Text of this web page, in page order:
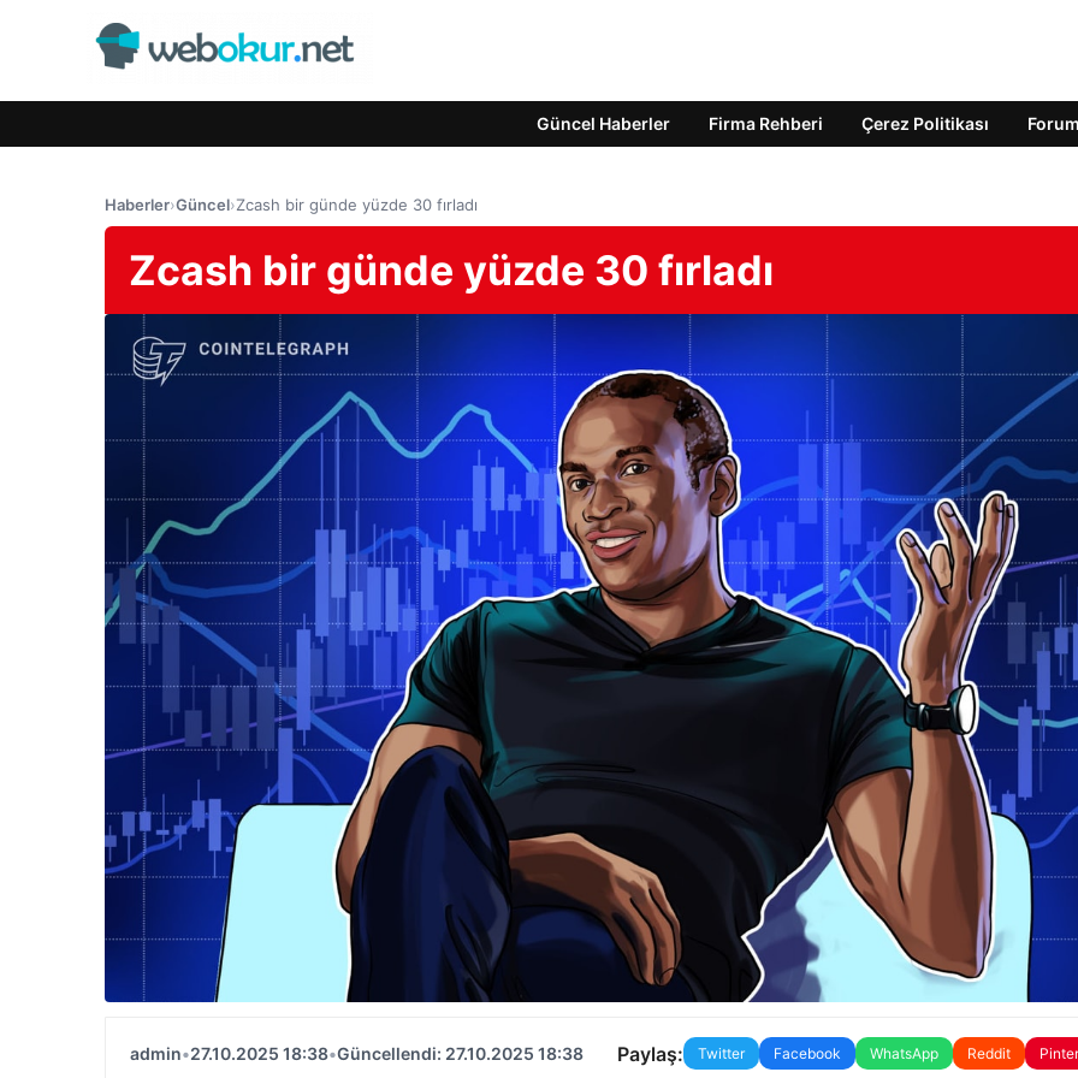
Güncel Haberler Firma Rehberi Çerez Politikası Forum
Haberler›Güncel›Zcash bir günde yüzde 30 fırladı
Zcash bir günde yüzde 30 fırladı
admin•27.10.2025 18:38•Güncellendi: 27.10.2025 18:38 Paylaş: Twitter Facebook WhatsApp Reddit